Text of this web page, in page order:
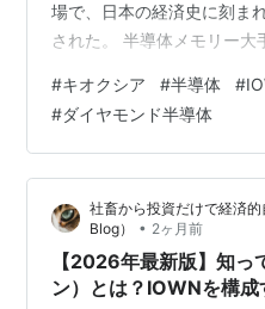
場で、日本の経済史に刻ま
された。 半導体メモリー大
ヨタ自動車を一時上回り、
場面が見られた。 ただし、
がある。その2日前の6月1
ヨタの22年半にわたる時価
首位に立っていた。ソフト
という3強が激しく入れ替…
#キオクシア #半導体 #
#ダイヤモンド半導体
社畜から投資だけで経済
Blog）
• 2ヶ月前
【2026年最新版】知
ン）とは？IOWNを構